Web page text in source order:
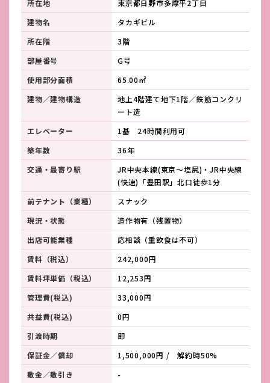
所在地
東京都日野市多摩平2丁目
建物名
タカギビル
所在階
3階
部屋番号
G号
使用部分面積
65.00㎡
建物／建物構造
地上4階建て地下1階／鉄筋コンクリ
ート造
エレベーター
1基 24時間利用可
築年数
36年
交通・最寄り駅
JR中央本線(東京～塩尻)・JR中央線
(快速)「豊田駅」北口徒歩1分
前テナント（業種）
スナック
現況・状態
造作物有（残置物）
出店可能業種
応相談（重飲食は不可）
賃料（税込）
242,000円
賃料坪単価（税込）
12,253円
管理費(税込)
33,000円
共益費(税込)
0円
引渡時期
即
保証金／償却
1,500,000円 / 解約時50%
敷金／敷引き
-